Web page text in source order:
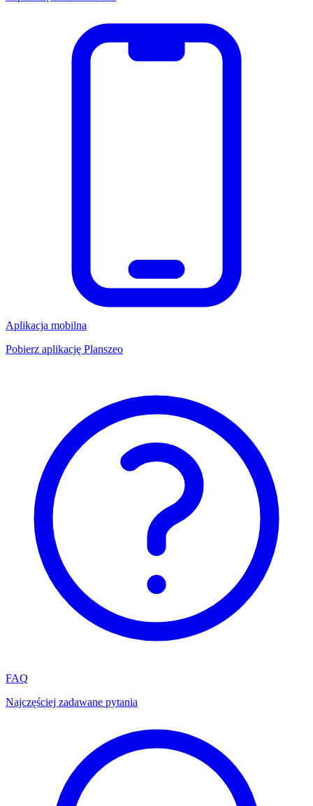
Aplikacja mobilna
Pobierz aplikację Planszeo
FAQ
Najczęściej zadawane pytania